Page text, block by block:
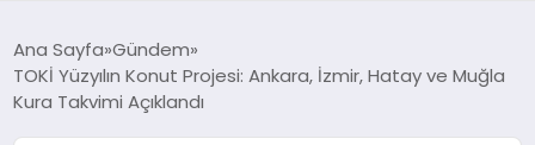
GÜNDEM
EKONOMI
Ana Sayfa Gündem
TOKİ Yüzyılın Konut Projesi: Ankara, İzmir, Hatay ve Muğla
Kura Takvimi Açıklandı